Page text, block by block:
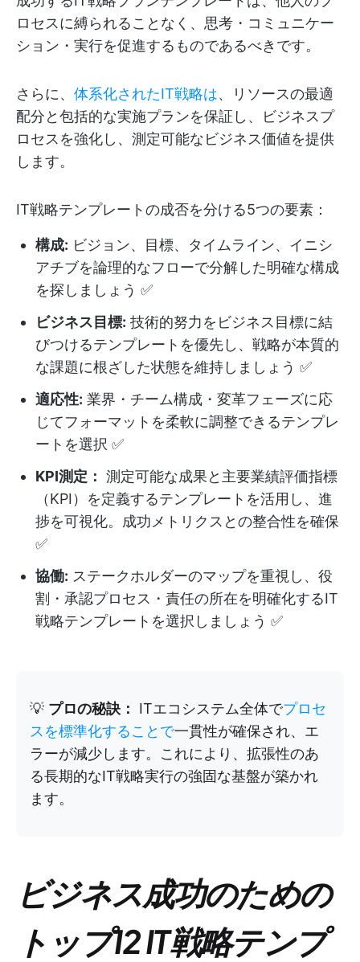
ロセスに縛られることなく、思考・コミュニケー
ション・実行を促進するものであるべきです。
さらに、 体系化されたIT戦略は、リソースの最適
配分と包括的な実施プランを保証し、ビジネスプ
ロセスを強化し、測定可能なビジネス価値を提供
します。
IT戦略テンプレートの成否を分ける5つの要素：
構成: ビジョン、目標、タイムライン、イニシ
アチブを論理的なフローで分解した明確な構成
を探しましょう ✅️
ビジネス目標: 技術的努力をビジネス目標に結
びつけるテンプレートを優先し、戦略が本質的
な課題に根ざした状態を維持しましょう ✅️
適応性: 業界・チーム構成・変革フェーズに応
じてフォーマットを柔軟に調整できるテンプレ
ートを選択 ✅️
KPI測定： 測定可能な成果と主要業績評価指標
（KPI）を定義するテンプレートを活用し、進
捗を可視化。成功メトリクスとの整合性を確保
✅️
協働: ステークホルダーのマップを重視し、役
割・承認プロセス・責任の所在を明確化するIT
戦略テンプレートを選択しましょう ✅️
💡 プロの秘訣： ITエコシステム全体でプロセ
スを標準化することで一貫性が確保され、エ
ラーが減少します。これにより、拡張性のあ
る長期的なIT戦略実行の強固な基盤が築かれ
ます。
ビジネス成功のための
トップ12 IT戦略テンプ